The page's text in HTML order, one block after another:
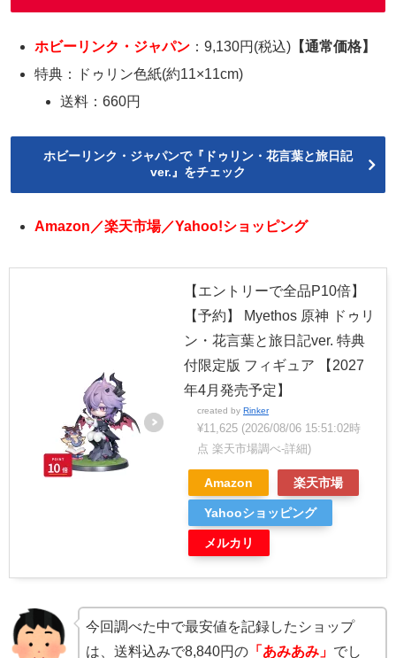
ホビーリンク・ジャパン ：9,130円(税込) 【通常価格】
特典：ドゥリン色紙(約11×11cm)
送料：660円
ホビーリンク・ジャパンで『ドゥリン・花言葉と旅日記
ver.』をチェック
Amazon／楽天市場／Yahoo!ショッピング
【エントリーで全品P10倍】
【予約】 Myethos 原神 ドゥリ
ン・花言葉と旅日記ver. 特典
付限定版 フィギュア 【2027
年4月発売予定】
created by Rinker
¥11,625 (2026/08/06 15:51:02時
点 楽天市場調べ-詳細)
Amazon 楽天市場
Yahooショッピング
メルカリ
今回調べた中で最安値を記録したショップ
は、送料込みで8,840円の 「あみあみ」 でし